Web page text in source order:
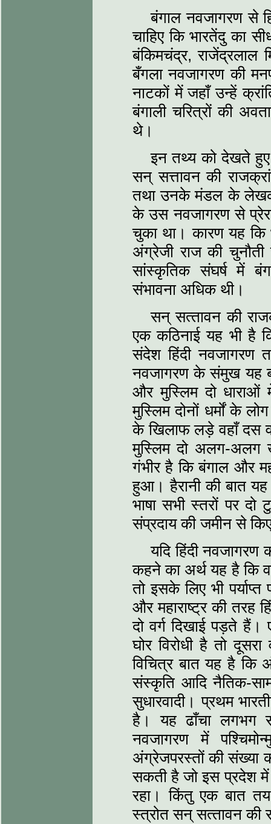
बंगाल नवजागरण से
चाहिए कि भारतेंदु का
बंकिमचंद्र, राजेंद्रलाल
बँगला नवजागरण की
नाटकों में जहाँ उन्‍हें
बंगाली चरित्रों की
थे।
इन तथ्‍य को देखते हुए
सन् सत्तावन की
तथा उनके मंडल के लेखक
के उस नवजागरण से
चुका था। कारण यह
अंग्रेजी राज की
सांस्‍कृतिक संघर्ष में
संभावना अधिक थी।
सन् सत्‍तावन की
एक कठिनाई यह भी है
संदेश हिंदी नवजागरण
नवजागरण के संमुख यह
और मुस्लिम दो धाराओं
मुस्लि‍म दोनों धर्मों के
के खिलाफ लड़े वहाँ दस
मुस्लिम दो अलग-अलग
गंभीर है कि बंगाल और
हुआ। हैरानी की बात यह
भाषा सभी स्‍तरों पर दो
संप्रदाय की जमीन से
यदि हिंदी नवजागरण
कहने का अर्थ यह है कि
तो इसके लिए भी
और महाराष्‍ट्र की तरह
दो वर्ग दिखाई पड़ते
घोर विरोधी है तो
विचित्र बात यह है कि
संस्‍कृति आदि नैतिक-
सुधारवादी। प्रथम
है। यह ढाँचा लगभग
नवजागरण में
अंग्रेजपरस्‍तों की संख्‍या
सकती है जो इस प्रदेश में
रहा। किंतु एक बात
स्‍त्रोत सन् सत्‍तावन की